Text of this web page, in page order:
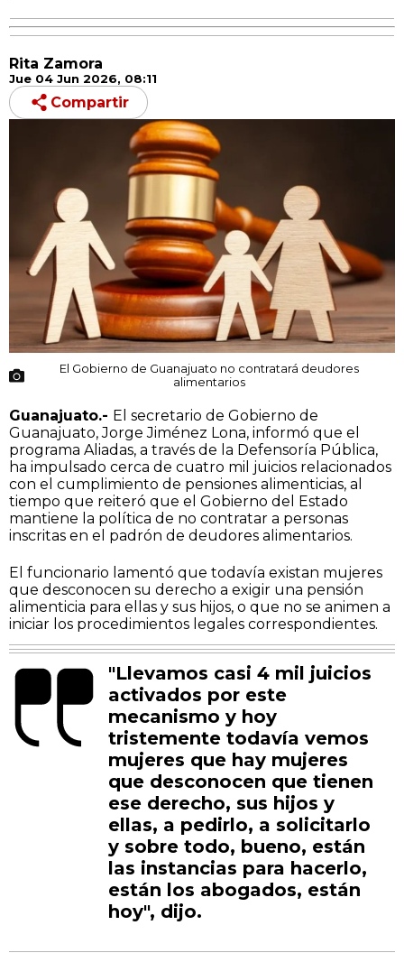
Rita Zamora
Jue 04 Jun 2026, 08:11
Compartir
El Gobierno de Guanajuato no contratará deudores
alimentarios
Guanajuato.- El secretario de Gobierno de
Guanajuato, Jorge Jiménez Lona, informó que el
programa Aliadas, a través de la Defensoría Pública,
ha impulsado cerca de cuatro mil juicios relacionados
con el cumplimiento de pensiones alimenticias, al
tiempo que reiteró que el Gobierno del Estado
mantiene la política de no contratar a personas
inscritas en el padrón de deudores alimentarios.
El funcionario lamentó que todavía existan mujeres
que desconocen su derecho a exigir una pensión
alimenticia para ellas y sus hijos, o que no se animen a
iniciar los procedimientos legales correspondientes.
"Llevamos casi 4 mil juicios
activados por este
mecanismo y hoy
tristemente todavía vemos
mujeres que hay mujeres
que desconocen que tienen
ese derecho, sus hijos y
ellas, a pedirlo, a solicitarlo
y sobre todo, bueno, están
las instancias para hacerlo,
están los abogados, están
hoy", dijo.